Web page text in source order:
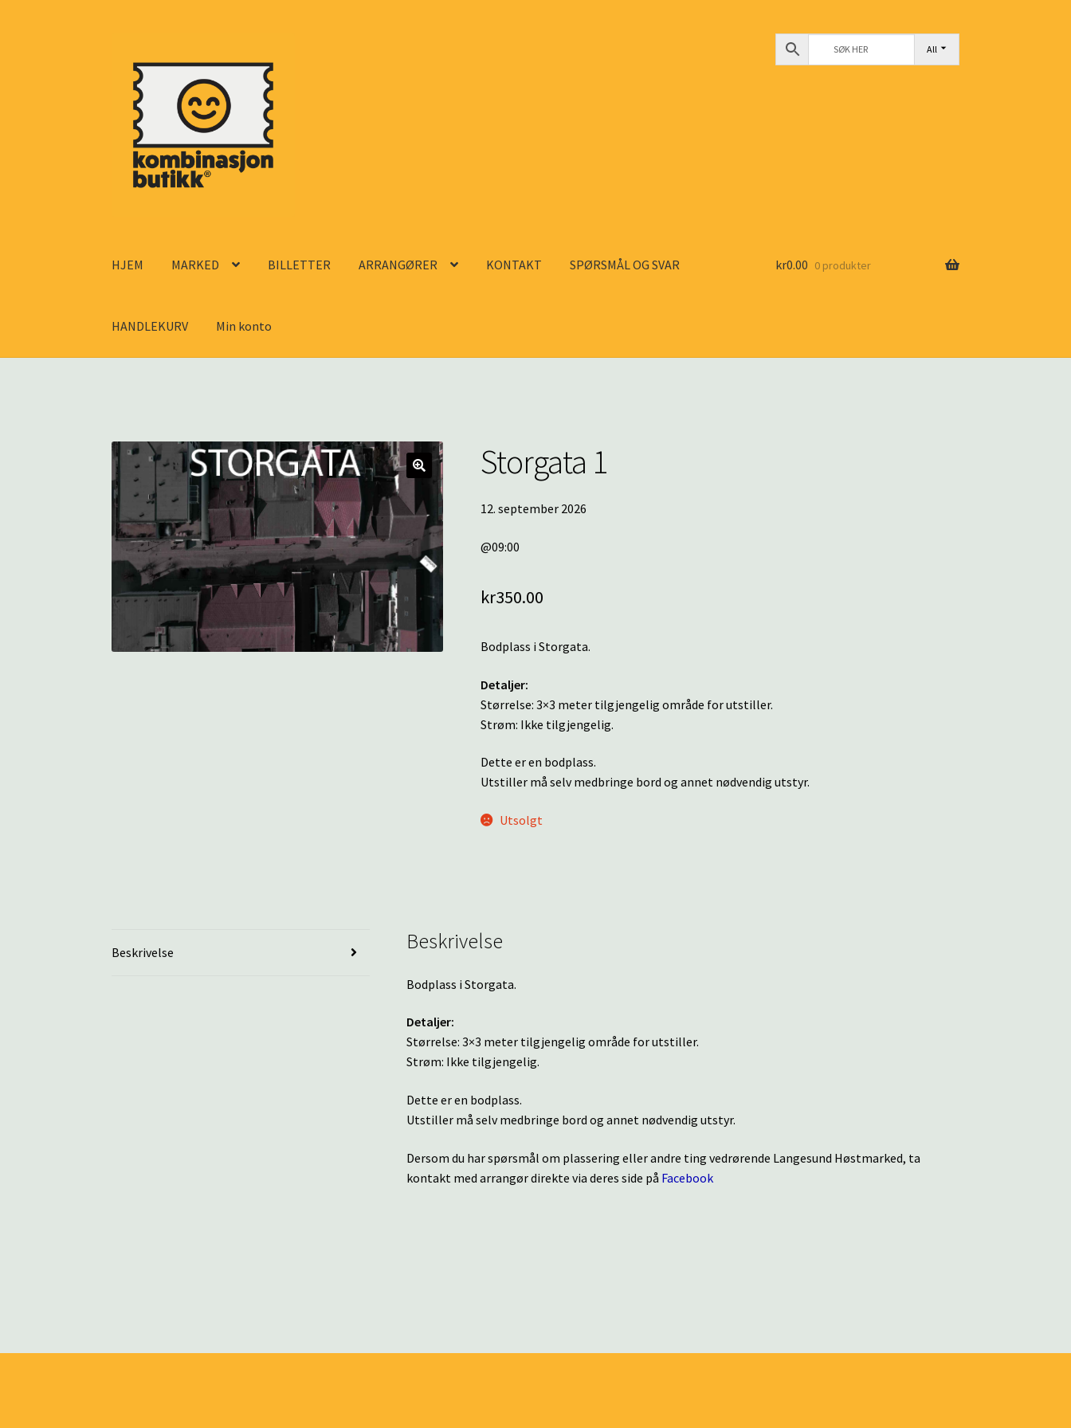
navigasjon
innhold
All
HJEM MARKED BILLETTER ARRANGØRER KONTAKT SPØRSMÅL OG SVAR
HANDLEKURV Min konto
kr0.00 0 produkter
Storgata 1
12. september 2026
@09:00
kr350.00
Bodplass i Storgata.
Detaljer:
Størrelse: 3×3 meter tilgjengelig område for utstiller.
Strøm: Ikke tilgjengelig.
Dette er en bodplass.
Utstiller må selv medbringe bord og annet nødvendig utstyr.
Utsolgt
Beskrivelse Beskrivelse
Bodplass i Storgata.
Detaljer:
Størrelse: 3×3 meter tilgjengelig område for utstiller.
Strøm: Ikke tilgjengelig.
Dette er en bodplass.
Utstiller må selv medbringe bord og annet nødvendig utstyr.
Dersom du har spørsmål om plassering eller andre ting vedrørende Langesund Høstmarked, ta
kontakt med arrangør direkte via deres side på Facebook